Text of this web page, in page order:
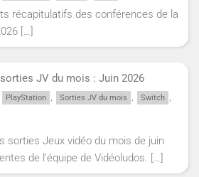
récapitulatifs des conférences de la
[…]
JV du mois : Juin 2026
PlayStation , Sorties JV du mois , Switch ,
sorties Jeux vidéo du mois de juin
de l'équipe de Vidéoludos. […]